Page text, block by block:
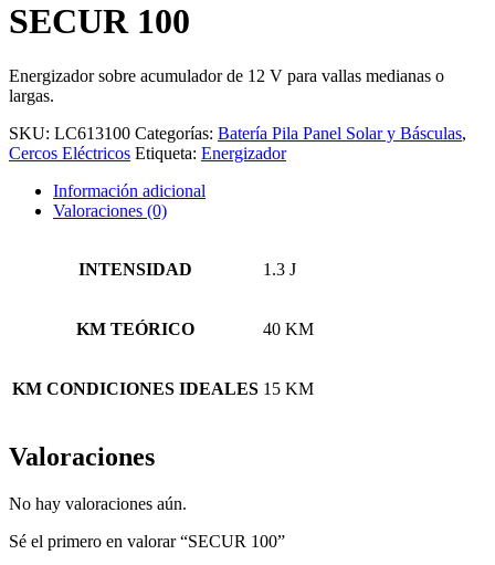
SECUR 100
Energizador sobre acumulador de 12 V para vallas medianas o
largas.
SKU: LC613100 Categorías: Batería Pila Panel Solar y Básculas,
Cercos Eléctricos Etiqueta: Energizador
Información adicional
Valoraciones (0)
INTENSIDAD 1.3 J
KM TEÓRICO 40 KM
KM CONDICIONES IDEALES 15 KM
Valoraciones
No hay valoraciones aún.
Sé el primero en valorar “SECUR 100”